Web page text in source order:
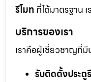
รีโมท ที่ได้มาตรฐาน
บริการของเรา
เราคือผู้เชี่ยวชาญที่
รับติดตั้งประตู